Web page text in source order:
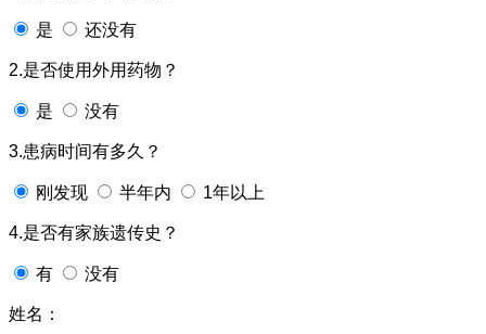
是 还没有
2.是否使用外用药物？
是 没有
3.患病时间有多久？
刚发现 半年内 1年以上
4.是否有家族遗传史？
有 没有
姓名：